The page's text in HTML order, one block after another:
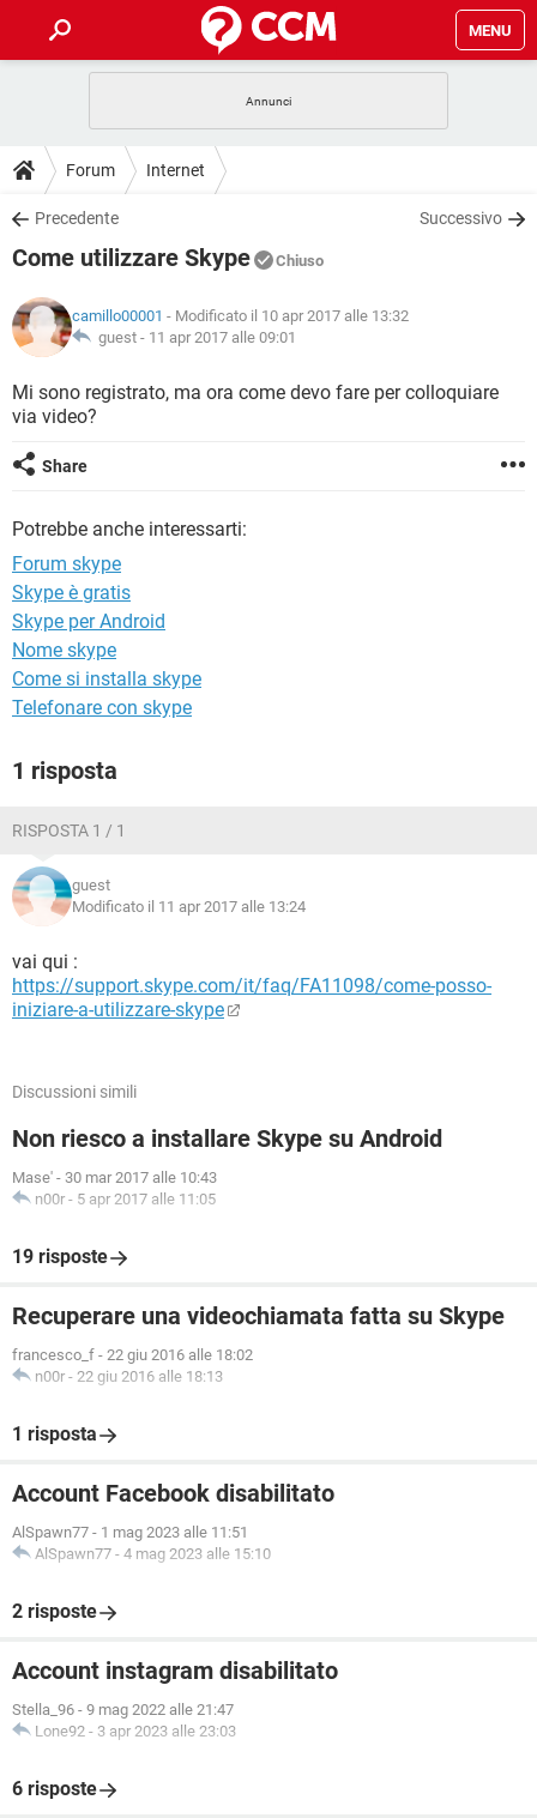
MENU
INTRATTENIMENTO
iOS
INSTAGRAM WHATSAPP
TIKTOK
HARDWARE
GUIDE
COVID-19
INSTAGRAM WHATSAPP
TIKTOK
HARDWARE
DOWNLOAD
COVID-19 GAMING
INTRATTENIMENTO
iOS WINDOWS 10
INSTAGRAM WHATSAPP
TIKTOK
HARDWARE
COVID-19 GAMING
INTRATTENIMENTO
iOS WINDOWS 10
HARDWARE
GLOSSARIO
COVID-19 GAMING
INTRATTENIMENTO
iOS
HARDWARE
Forum Internet
Precedente Successivo
Come utilizzare Skype Chiuso
camillo00001 - Modificato il 10 apr 2017 alle 13:32
guest - 11 apr 2017 alle 09:01
Mi sono registrato, ma ora come devo fare per colloquiare
via video?
Share
Potrebbe anche interessarti:
Forum skype
Skype è gratis
Skype per Android
Nome skype
Come si installa skype
Telefonare con skype
1 risposta
RISPOSTA 1 / 1
guest
Modificato il 11 apr 2017 alle 13:24
vai qui :
https://support.skype.com/it/faq/FA11098/come-posso-
iniziare-a-utilizzare-skype
Discussioni simili
Non riesco a installare Skype su Android
Mase' - 30 mar 2017 alle 10:43
n00r - 5 apr 2017 alle 11:05
19 risposte
Recuperare una videochiamata fatta su Skype
francesco_f - 22 giu 2016 alle 18:02
n00r - 22 giu 2016 alle 18:13
1 risposta
Account Facebook disabilitato
AlSpawn77 - 1 mag 2023 alle 11:51
AlSpawn77 - 4 mag 2023 alle 15:10
2 risposte
Account instagram disabilitato
Stella_96 - 9 mag 2022 alle 21:47
Lone92 - 3 apr 2023 alle 23:03
6 risposte